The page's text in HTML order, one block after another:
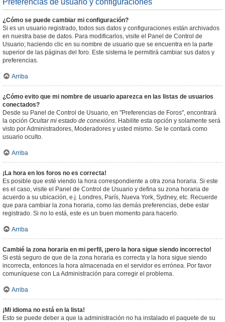
Preferencias de usuario y configuraciones
¿Cómo se puede cambiar mi configuración?
Si es un usuario registrado, todos sus datos y configuraciones están archivados
en nuestra base de datos. Para modificarlos, visite el Panel de Control de
Usuario; haciendo clic en su nombre de usuario que se encuentra en la parte
superior de las páginas del foro. Este sistema le permitirá cambiar sus datos y
preferencias.
Arriba
¿Cómo evito que mi nombre de usuario aparezca en las listas de usuarios
conectados?
Desde su Panel de Control de Usuario, en "Preferencias de Foros", encontrará
la opción Ocultar mi estado de conexións. Habilite esta opción y solamente será
visto por Administradores, Moderadores y usted mismo. Se le contará como
usuario oculto.
Arriba
¡La hora en los foros no es correcta!
Es posible que esté viendo la hora correspondiente a otra zona horaria. Si este
es el caso, visite el Panel de Control de Usuario y defina su zona horaria de
acuerdo a su ubicación, e.j. Londres, París, Nueva York, Sydney, etc. Recuerde
que para cambiar la zona horaria, como las demás preferencias, debe estar
registrado. Si no lo está, este es un buen momento para hacerlo.
Arriba
Cambié la zona horaria en mi perfil, ¡pero la hora sigue siendo incorrecto!
Si está seguro de que de la zona horaria es correcta y la hora sigue siendo
incorrecta, entonces la hora almacenada en el servidor es errónea. Por favor
comuníquese con La Administración para corregir el problema.
Arriba
¡Mi idioma no está en la lista!
Esto se puede deber a que la administración no ha instalado el paquete de su